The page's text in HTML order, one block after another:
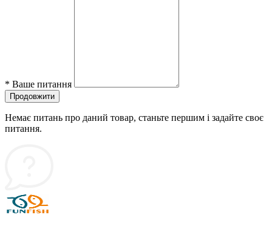
* Ваше питання
Продовжити
Немає питань про даний товар, станьте першим і задайте своє
питання.